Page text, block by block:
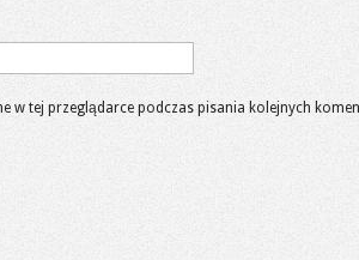
w tej przeglądarce podczas pisania kolejnych